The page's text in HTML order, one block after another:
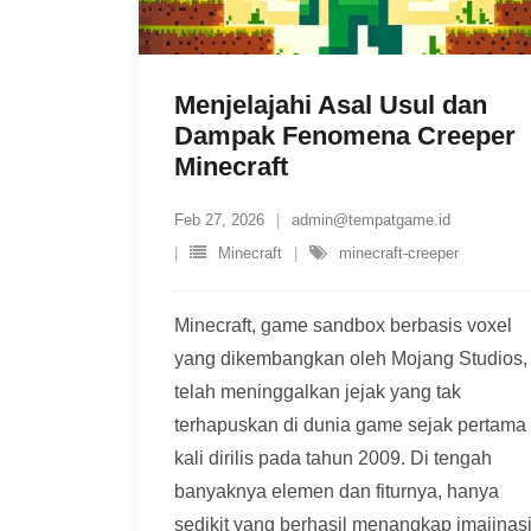
Menjelajahi Asal Usul dan
Dampak Fenomena Creeper
Minecraft
Feb 27, 2026
admin@tempatgame.id
Minecraft
minecraft-creeper
Minecraft, game sandbox berbasis voxel
yang dikembangkan oleh Mojang Studios,
telah meninggalkan jejak yang tak
terhapuskan di dunia game sejak pertama
kali dirilis pada tahun 2009. Di tengah
banyaknya elemen dan fiturnya, hanya
sedikit yang berhasil menangkap imajinasi